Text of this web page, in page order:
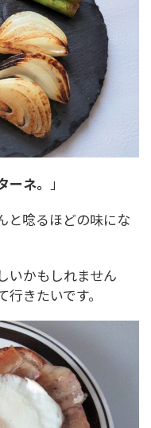
ーネ。 」
と唸るほどの味にな
いかもしれません
きたいです。